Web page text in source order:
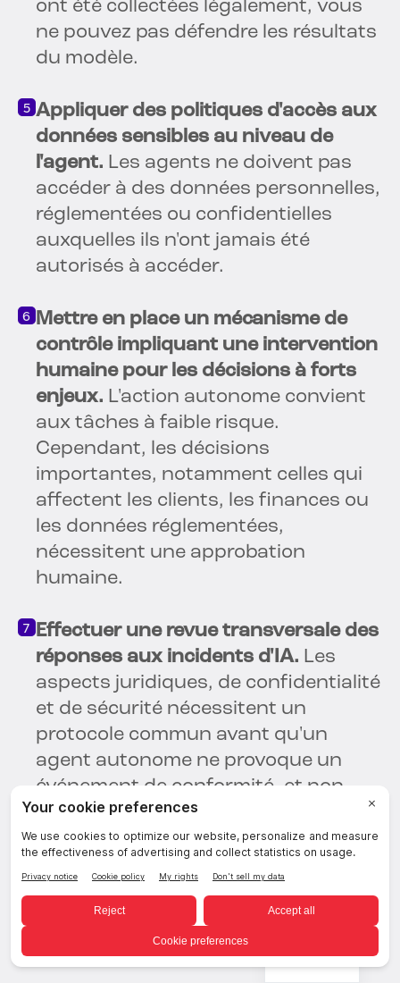
ont été collectées légalement, vous
ne pouvez pas défendre les résultats
du modèle.
Appliquer des politiques d'accès aux
données sensibles au niveau de
l'agent. Les agents ne doivent pas
accéder à des données personnelles,
réglementées ou confidentielles
auxquelles ils n'ont jamais été
autorisés à accéder.
Mettre en place un mécanisme de
contrôle impliquant une intervention
humaine pour les décisions à forts
enjeux. L'action autonome convient
aux tâches à faible risque.
Cependant, les décisions
importantes, notamment celles qui
affectent les clients, les finances ou
les données réglementées,
nécessitent une approbation
humaine.
Effectuer une revue transversale des
réponses aux incidents d'IA. Les
aspects juridiques, de confidentialité
et de sécurité nécessitent un
protocole commun avant qu'un
agent autonome ne provoque un
événement de conformité, et non
après.
Ces contrôles devraient être appuyés
par un suivi continu.l'évaluation des
risques
aligné sur une stratégie
globale de gouvernance de l'IA.French